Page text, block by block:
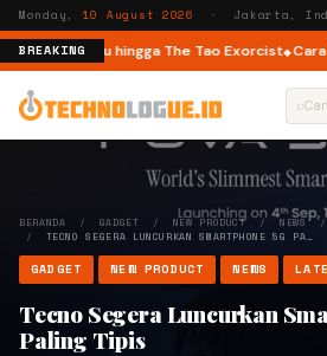
Monday, 10 August 2026 · Jakarta,
BREAKING
Dear You hingga The Tao Exorcist Cara
⌕
BERANDA / GADGET / NEW PRODUCT/NEWS
/ TECNO SEGERA LUNCURKAN SMARTPHONE 5G PA…
GADGET NEW PRODUCT NEWS
Tecno Segera Luncurkan
Paling Tipis